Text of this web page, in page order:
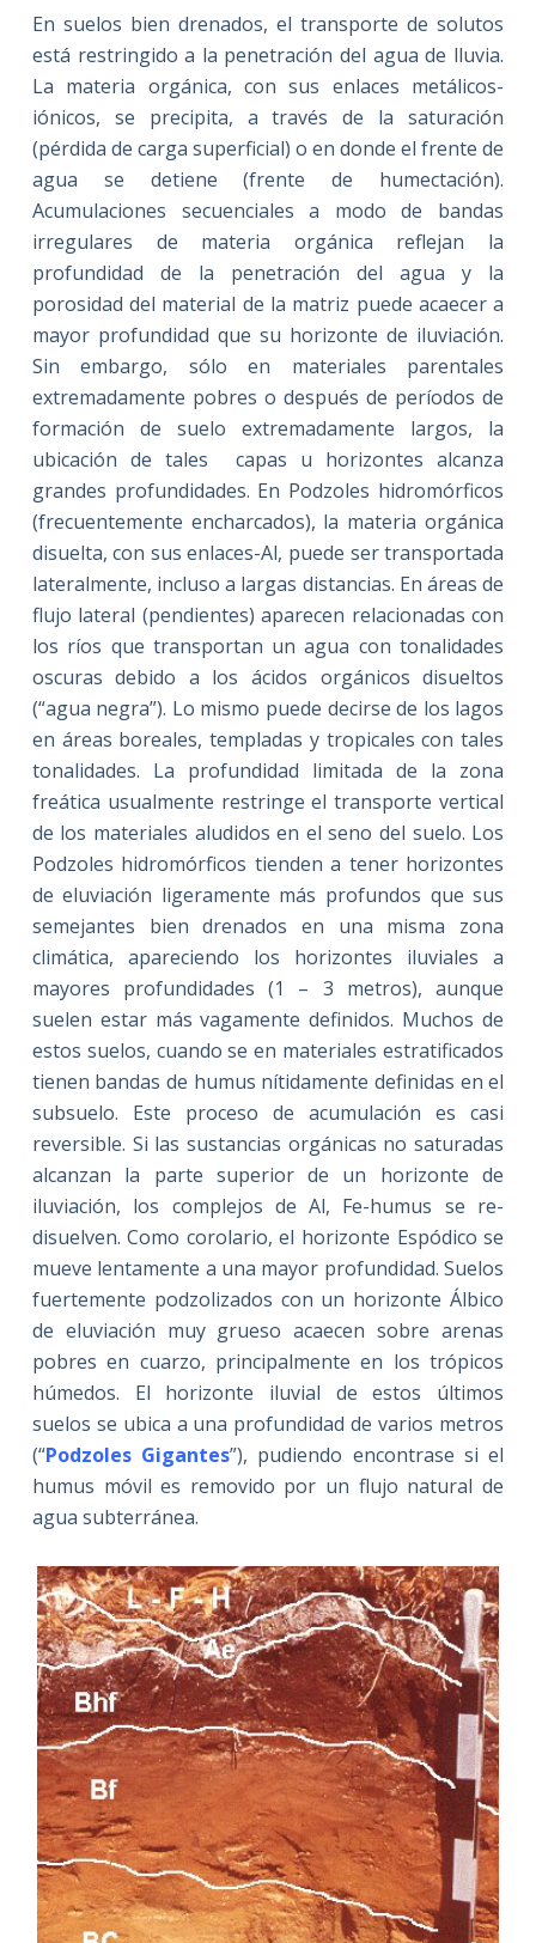
En suelos bien drenados, el transporte de solutos
está restringido a la penetración del agua de lluvia.
La materia orgánica, con sus enlaces metálicos-
iónicos, se precipita, a través de la saturación
(pérdida de carga superficial) o en donde el frente de
agua se detiene (frente de humectación).
Acumulaciones secuenciales a modo de bandas
irregulares de materia orgánica reflejan la
profundidad de la penetración del agua y la
porosidad del material de la matriz puede acaecer a
mayor profundidad que su horizonte de iluviación.
Sin embargo, sólo en materiales parentales
extremadamente pobres o después de períodos de
formación de suelo extremadamente largos, la
ubicación de tales capas u horizontes alcanza
grandes profundidades. En Podzoles hidromórficos
(frecuentemente encharcados), la materia orgánica
disuelta, con sus enlaces-Al, puede ser transportada
lateralmente, incluso a largas distancias. En áreas de
flujo lateral (pendientes) aparecen relacionadas con
los ríos que transportan un agua con tonalidades
oscuras debido a los ácidos orgánicos disueltos
(“agua negra”). Lo mismo puede decirse de los lagos
en áreas boreales, templadas y tropicales con tales
tonalidades. La profundidad limitada de la zona
freática usualmente restringe el transporte vertical
de los materiales aludidos en el seno del suelo. Los
Podzoles hidromórficos tienden a tener horizontes
de eluviación ligeramente más profundos que sus
semejantes bien drenados en una misma zona
climática, apareciendo los horizontes iluviales a
mayores profundidades (1 – 3 metros), aunque
suelen estar más vagamente definidos. Muchos de
estos suelos, cuando se en materiales estratificados
tienen bandas de humus nítidamente definidas en el
subsuelo. Este proceso de acumulación es casi
reversible. Si las sustancias orgánicas no saturadas
alcanzan la parte superior de un horizonte de
iluviación, los complejos de Al, Fe-humus se re-
disuelven. Como corolario, el horizonte Espódico se
mueve lentamente a una mayor profundidad. Suelos
fuertemente podzolizados con un horizonte Álbico
de eluviación muy grueso acaecen sobre arenas
pobres en cuarzo, principalmente en los trópicos
húmedos. El horizonte iluvial de estos últimos
suelos se ubica a una profundidad de varios metros
(“Podzoles Gigantes”), pudiendo encontrase si el
humus móvil es removido por un flujo natural de
agua subterránea.